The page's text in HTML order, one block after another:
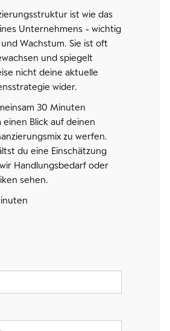
ist wie das
Unternehmens - wichtig
Wachstum. Sie ist oft
und spiegelt
nicht deine aktuelle
wider.
30 Minuten
einen Blick auf deinen
zu werfen.
du eine Einschätzung
Handlungsbedarf oder
sehen.